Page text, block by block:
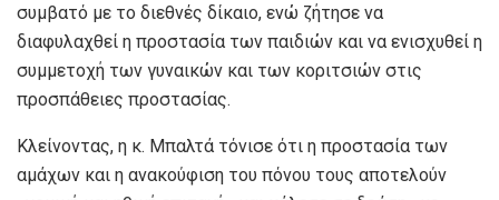
συμβατό με το διεθνές δίκαιο, ενώ ζήτησε να
διαφυλαχθεί η προστασία των παιδιών και να ενισχυθεί η
συμμετοχή των γυναικών και των κοριτσιών στις
προσπάθειες προστασίας.
Κλείνοντας, η κ. Μπαλτά τόνισε ότι η προστασία των
αμάχων και η ανακούφιση του πόνου τους αποτελούν